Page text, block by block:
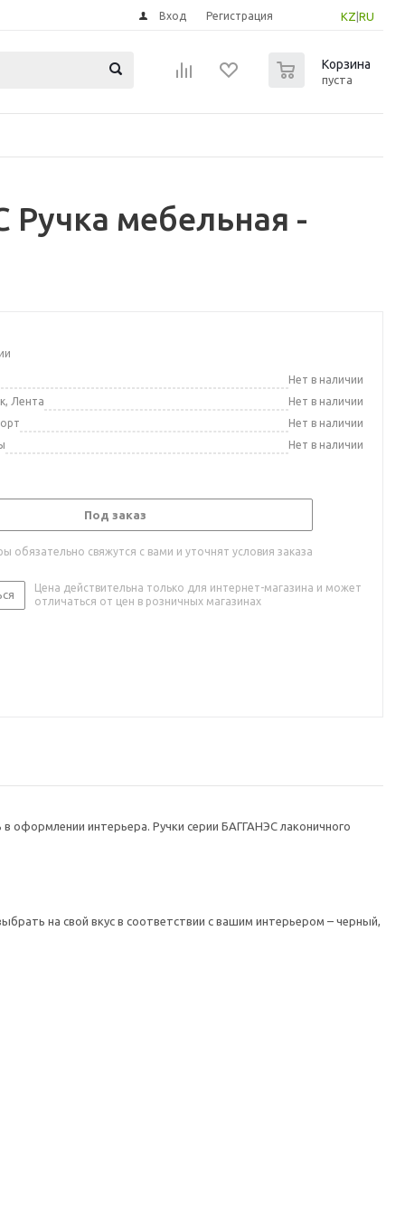
KZ RU
Вход Регистрация
Корзина
пуста
Ручка мебельная -
Нет в наличии
Лента
Нет в наличии
Нет в наличии
Нет в наличии
Под заказ
обязательно свяжутся с вами и уточнят условия заказа
Цена действительна только для интернет-магазина и может
отличаться от цен в розничных магазинах
оформлении интерьера. Ручки серии БАГГАНЭС лаконичного
на свой вкус в соответствии с вашим интерьером – черный,